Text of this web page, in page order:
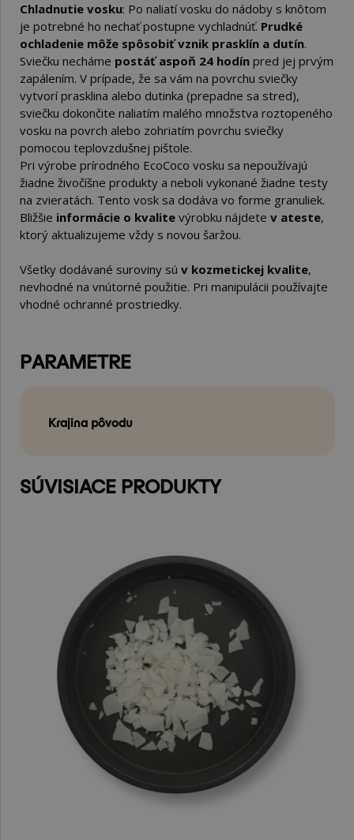
Chladnutie vosku: Po naliatí vosku do nádoby s knôtom
je potrebné ho nechať postupne vychladnúť. Prudké
ochladenie môže spôsobiť vznik prasklín a dutín.
Sviečku necháme postáť aspoň 24 hodín pred jej prvým
zapálením. V prípade, že sa vám na povrchu sviečky
vytvorí prasklina alebo dutinka (prepadne sa stred),
sviečku dokončite naliatím malého množstva roztopeného
vosku na povrch alebo zohriatím povrchu sviečky
pomocou teplovzdušnej pištole.
Pri výrobe prírodného EcoCoco vosku sa nepoužívajú
žiadne živočíšne produkty a neboli vykonané žiadne testy
na zvieratách. Tento vosk sa dodáva vo forme granuliek.
Bližšie informácie o kvalite výrobku nájdete v ateste,
ktorý aktualizujeme vždy s novou šaržou.
Všetky dodávané suroviny sú v kozmetickej kvalite,
nevhodné na vnútorné použitie. Pri manipulácii používajte
vhodné ochranné prostriedky.
PARAMETRE
Krajina pôvodu
SÚVISIACE PRODUKTY